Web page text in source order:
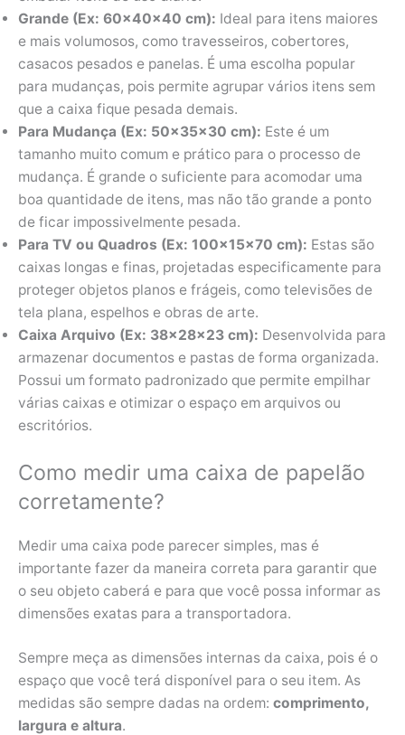
Grande (Ex: 60x40x40 cm): Ideal para itens maiores
e mais volumosos, como travesseiros, cobertores,
casacos pesados e panelas. É uma escolha popular
para mudanças, pois permite agrupar vários itens sem
que a caixa fique pesada demais.
Para Mudança (Ex: 50x35x30 cm): Este é um
tamanho muito comum e prático para o processo de
mudança. É grande o suficiente para acomodar uma
boa quantidade de itens, mas não tão grande a ponto
de ficar impossivelmente pesada.
Para TV ou Quadros (Ex: 100x15x70 cm): Estas são
caixas longas e finas, projetadas especificamente para
proteger objetos planos e frágeis, como televisões de
tela plana, espelhos e obras de arte.
Caixa Arquivo (Ex: 38x28x23 cm): Desenvolvida para
armazenar documentos e pastas de forma organizada.
Possui um formato padronizado que permite empilhar
várias caixas e otimizar o espaço em arquivos ou
escritórios.
Como medir uma caixa de papelão
corretamente?
Medir uma caixa pode parecer simples, mas é
importante fazer da maneira correta para garantir que
o seu objeto caberá e para que você possa informar as
dimensões exatas para a transportadora.
Sempre meça as dimensões internas da caixa, pois é o
espaço que você terá disponível para o seu item. As
medidas são sempre dadas na ordem: comprimento,
largura e altura.